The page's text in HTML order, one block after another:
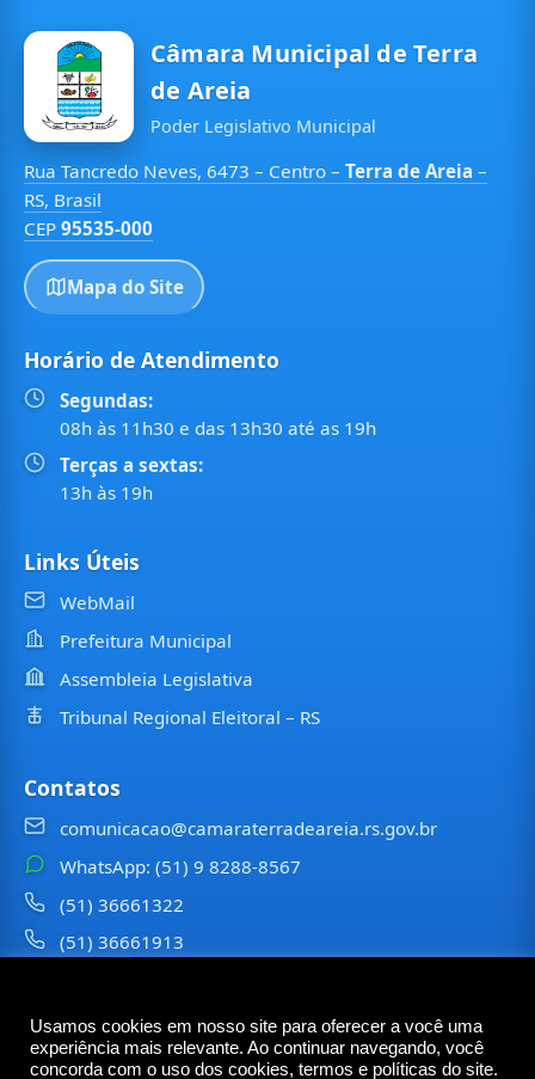
Câmara Municipal de Terra
de Areia
Poder Legislativo Municipal
Rua Tancredo Neves, 6473 – Centro – Terra de Areia –
RS, Brasil
CEP 95535-000
Mapa do Site
Horário de Atendimento
Segundas:
08h às 11h30 e das 13h30 até as 19h
Terças a sextas:
13h às 19h
Links Úteis
WebMail
Prefeitura Municipal
Assembleia Legislativa
Tribunal Regional Eleitoral – RS
Contatos
comunicacao@camaraterradeareia.rs.gov.br
WhatsApp: (51) 9 8288-8567
(51) 36661322
(51) 36661913
©2026Câmara Municipal deTerra de Areia— Todos os
direitos reservados
Usamos cookies em nosso site para oferecer a você uma
experiência mais relevante. Ao continuar navegando, você
concorda com o uso dos cookies, termos e políticas do site.